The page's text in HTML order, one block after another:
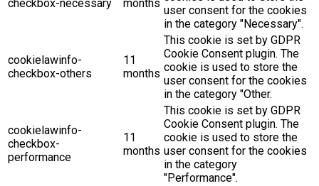
checkbox-necessary
months
user consent for the cookies
in the category "Necessary".
cookielawinfo-
checkbox-others
11
months
This cookie is set by GDPR
Cookie Consent plugin. The
cookie is used to store the
user consent for the cookies
in the category "Other.
cookielawinfo-
checkbox-
performance
11
months
This cookie is set by GDPR
Cookie Consent plugin. The
cookie is used to store the
user consent for the cookies
in the category
"Performance".